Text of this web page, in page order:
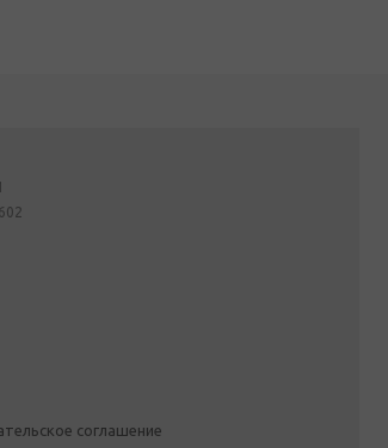
соглашение